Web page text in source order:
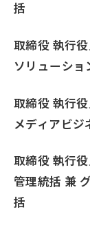
括
取締役 執行
ソリューショ
取締役 執行
メディアビジ
取締役 執行
管理統括 兼
括